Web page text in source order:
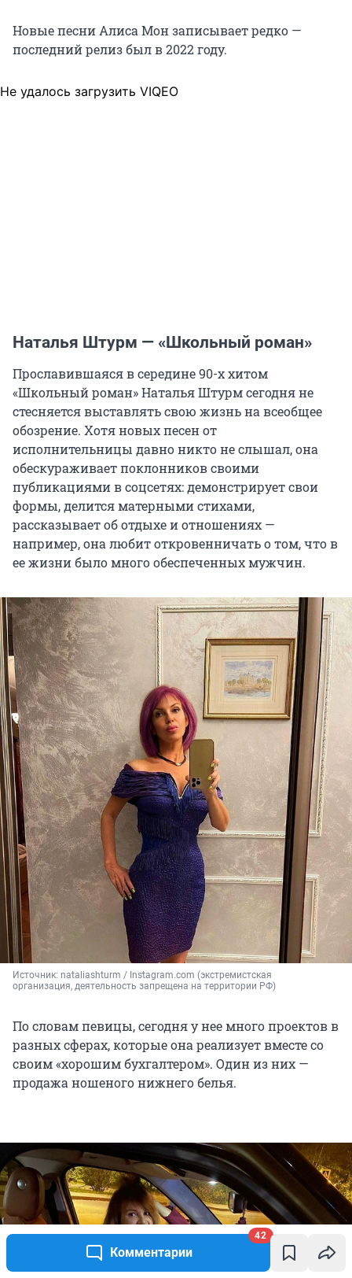
Комментарии
42
Новые песни Алиса Мон записывает редко —
последний релиз был в 2022 году.
Не удалось загрузить VIQEO
Наталья Штурм — «Школьный роман»
Прославившаяся в середине 90-х хитом
«Школьный роман» Наталья Штурм сегодня не
стесняется выставлять свою жизнь на всеобщее
обозрение. Хотя новых песен от
исполнительницы давно никто не слышал, она
обескураживает поклонников своими
публикациями в соцсетях: демонстрирует свои
формы, делится матерными стихами,
рассказывает об отдыхе и отношениях —
например, она любит откровенничать о том, что в
ее жизни было много обеспеченных мужчин.
Источник: nataliashturm / Instagram.com (экстремистская
организация, деятельность запрещена на территории РФ)
По словам певицы, сегодня у нее много проектов в
разных сферах, которые она реализует вместе со
своим «хорошим бухгалтером». Один из них —
продажа ношеного нижнего белья.